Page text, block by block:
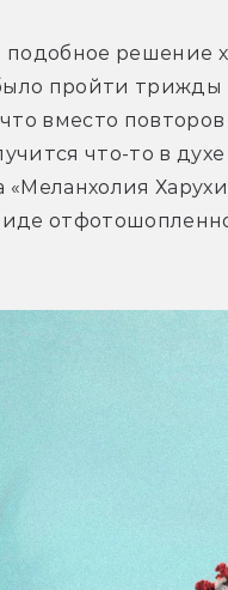
подобное решение
пройти трижды
вместо
что-то в